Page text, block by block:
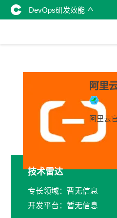
DevOps研发效能
阿里
阿里云
技术雷达
专长领域：暂无信息
开发平台：暂无信息